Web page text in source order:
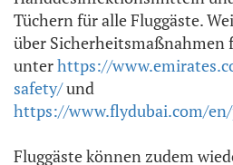
Tüchern für alle Fluggäste.
über Sicherheitsmaßnahmen
unterhttps://
safety/und
https://www.flydubai.com/
Fluggäste können zudem